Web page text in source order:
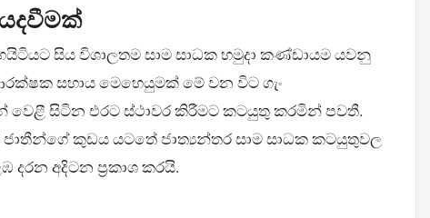
සිය විශාලතම සාම සාධක හමුදා කණ්ඩායම යවනු
සහාය මෙහෙයුමක් මේ වන විට ගැං
වෙළී සිටින එරට ස්ථාවර කිරීමට කටයුතු කරමින් පවතී.
කුඩය යටතේ ජාත්‍යන්තර සාම සාධක කටයුතුවල
අදිටන ප්‍රකාශ කරයි.